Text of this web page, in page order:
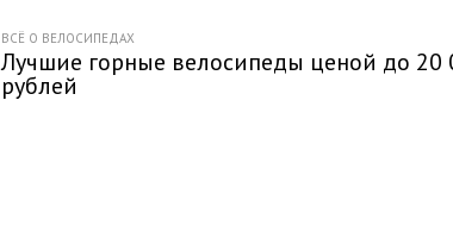
ВСЁ О ВЕЛОСИПЕДАХ
Лучшие горные велосипеды ценой до 20
рублей